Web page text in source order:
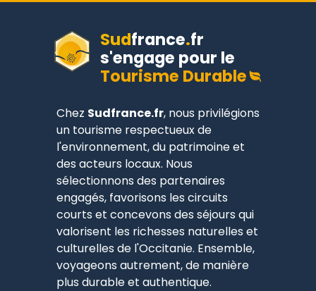
Sudfrance.fr
s'engage pour le
Tourisme Durable
Chez Sudfrance.fr, nous privilégions
un tourisme respectueux de
l'environnement, du patrimoine et
des acteurs locaux. Nous
sélectionnons des partenaires
engagés, favorisons les circuits
courts et concevons des séjours qui
valorisent les richesses naturelles et
culturelles de l'Occitanie. Ensemble,
voyageons autrement, de manière
plus durable et authentique.